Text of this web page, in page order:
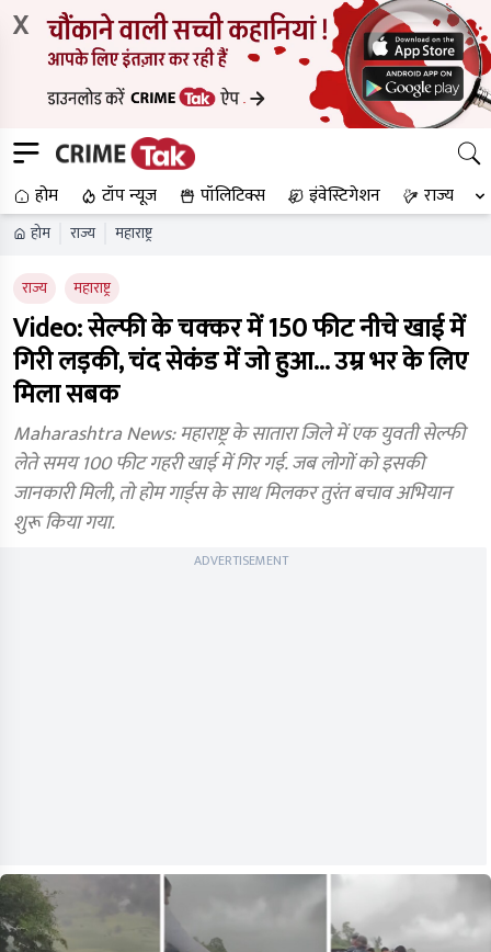
X
होम टॉप न्यूज पॉलिटिक्स इंवेस्टिगेशन राज्य
होम राज्य महाराष्ट्र
राज्य महाराष्ट्र
Video: सेल्‍फी के चक्‍कर में 150 फीट नीचे खाई में
गिरी लड़की, चंद सेकंड में जो हुआ... उम्र भर के लिए
मिला सबक
Maharashtra News: महाराष्ट्र के सातारा जिले में एक युवती सेल्फी
लेते समय 100 फीट गहरी खाई में गिर गई. जब लोगों को इसकी
जानकारी मिली, तो होम गार्ड्स के साथ मिलकर तुरंत बचाव अभियान
शुरू किया गया.
ADVERTISEMENT